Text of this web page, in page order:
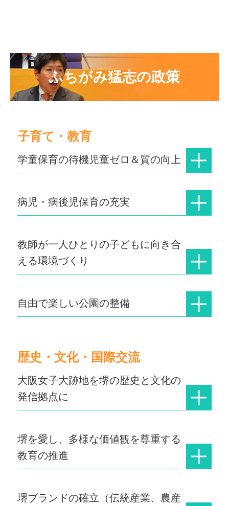
ふちがみ猛志の政策
子育て・教育
学童保育の待機児童ゼロ＆質の向上
病児・病後児保育の充実
教師が一人ひとりの子どもに向き合
える環境づくり
自由で楽しい公園の整備
歴史・文化・国際交流
大阪女子大跡地を堺の歴史と文化の
発信拠点に
堺を愛し、多様な価値観を尊重する
教育の推進
堺ブランドの確立（伝統産業、農産